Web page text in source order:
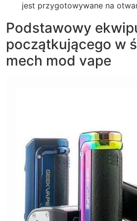
jest przygotowywane na
Podstawowy
początkującego w
mech mod vape